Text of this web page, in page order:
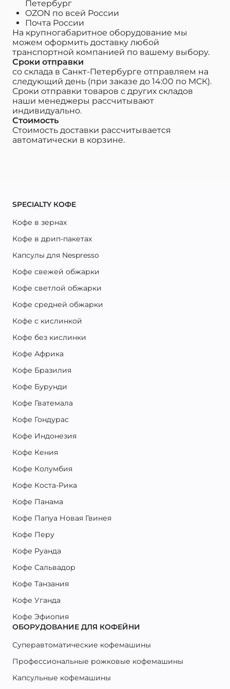
Петербург
OZON по всей России
Почта России
На крупногабаритное оборудование мы
можем оформить доставку любой
транспортной компанией по вашему выбору.
Сроки отправки
со склада в Санкт-Петербурге отправляем на
следующий день (при заказе до 14:00 по МСК).
Сроки отправки товаров с других складов
наши менеджеры рассчитывают
индивидуально.
Стоимость
Стоимость доставки рассчитывается
автоматически в корзине.
SPECIALTY КОФЕ
Кофе в зернах
Кофе в дрип-пакетах
Капсулы для Nespresso
Кофе свежей обжарки
Кофе светлой обжарки
Кофе средней обжарки
Кофе с кислинкой
Кофе без кислинки
Кофе Африка
Кофе Бразилия
Кофе Бурунди
Кофе Гватемала
Кофе Гондурас
Кофе Индонезия
Кофе Кения
Кофе Колумбия
Кофе Коста-Рика
Кофе Панама
Кофе Папуа Новая Гвинея
Кофе Перу
Кофе Руанда
Кофе Сальвадор
Кофе Танзания
Кофе Уганда
Кофе Эфиопия
ОБОРУДОВАНИЕ ДЛЯ КОФЕЙНИ
Суперавтоматические кофемашины
Профессиональные рожковые кофемашины
Капсульные кофемашины